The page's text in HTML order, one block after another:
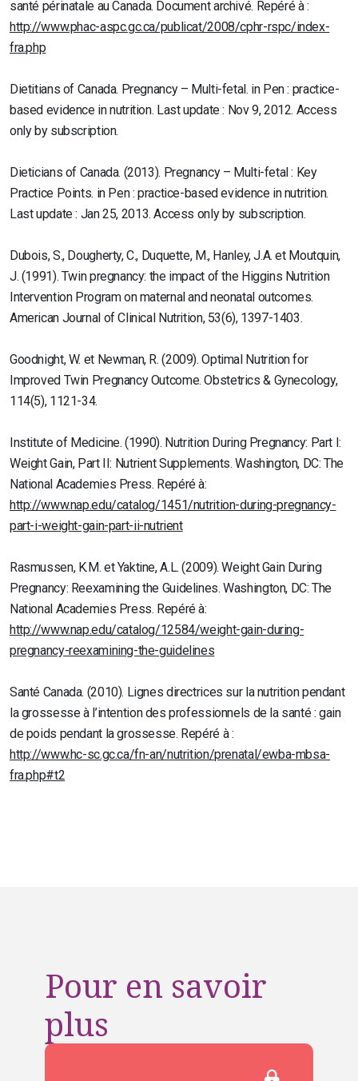
santé périnatale au Canada. Document archivé. Repéré à :
http://www.phac-aspc.gc.ca/publicat/2008/cphr-rspc/index-
fra.php
Dietitians of Canada. Pregnancy – Multi-fetal. in Pen : practice-
based evidence in nutrition. Last update : Nov 9, 2012. Access
only by subscription.
Dieticians of Canada. (2013). Pregnancy – Multi-fetal : Key
Practice Points. in Pen : practice-based evidence in nutrition.
Last update : Jan 25, 2013. Access only by subscription.
Dubois, S., Dougherty, C., Duquette, M., Hanley, J.A. et Moutquin,
J. (1991). Twin pregnancy: the impact of the Higgins Nutrition
Intervention Program on maternal and neonatal outcomes.
American Journal of Clinical Nutrition, 53(6), 1397-1403.
Goodnight, W. et Newman, R. (2009). Optimal Nutrition for
Improved Twin Pregnancy Outcome. Obstetrics & Gynecology,
114(5), 1121-34.
Institute of Medicine. (1990). Nutrition During Pregnancy: Part I:
Weight Gain, Part II: Nutrient Supplements. Washington, DC: The
National Academies Press. Repéré à:
http://www.nap.edu/catalog/1451/nutrition-during-pregnancy-
part-i-weight-gain-part-ii-nutrient
Rasmussen, K.M. et Yaktine, A.L. (2009). Weight Gain During
Pregnancy: Reexamining the Guidelines. Washington, DC: The
National Academies Press. Repéré à:
http://www.nap.edu/catalog/12584/weight-gain-during-
pregnancy-reexamining-the-guidelines
Santé Canada. (2010). Lignes directrices sur la nutrition pendant
la grossesse à l’intention des professionnels de la santé : gain
de poids pendant la grossesse. Repéré à :
http://www.hc-sc.gc.ca/fn-an/nutrition/prenatal/ewba-mbsa-
fra.php#t2
Pour en savoir
plus